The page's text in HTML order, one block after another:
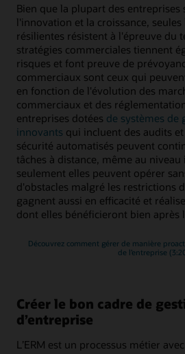
Bien que la plupart des entreprises
l'innovation et la croissance, seules
résilientes résistent à l'épreuve du
stratégies commerciales tiennent
risques et font preuve de
commerciaux sont ceux qui
en fonction de l'évolution des
commerciaux et des
entreprises dotées de systèmes de
innovants qui incluent des audits
sécurité automatisés peuvent
tâches à distance, même au
seulement elles peuvent opérer
d'obstacles malgré les restrictions
gagnent aussi en efficacité et
dont elles bénéficieront bien après
Découvrez comment gérer de manière
de l’entreprise
Créer le bon cadre de
d’entreprise
L’ERM est un processus métier